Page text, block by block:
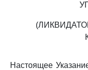
Настоящее